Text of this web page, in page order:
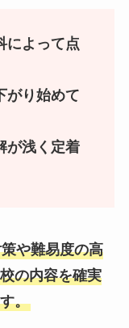
によって点
がり始めて
が浅く定着
や難易度の高
の内容を確実
。